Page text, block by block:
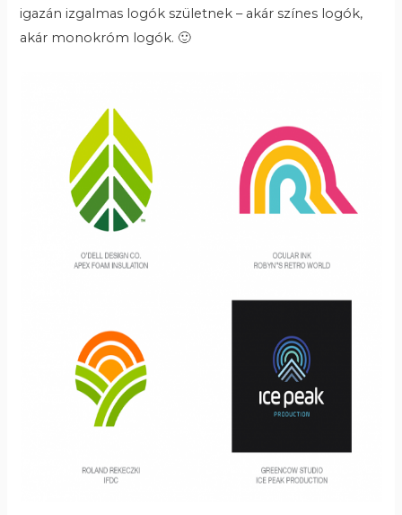
igazán izgalmas logók születnek – akár színes logók,
akár monokróm logók. 🙂